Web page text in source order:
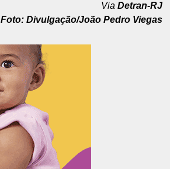
Via Detran-RJ
Foto: Divulgação/João Pedro Viegas